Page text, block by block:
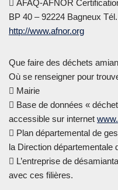
 AFAQ-AFNOR
BP 40 – 92224 Bagneux
http://www.afnor.org
Que faire des déchets
Où se renseigner pour
 Mairie
 Base de données «
accessible sur internet
 Plan départemental de
la Direction départementale
 L’entreprise de
avec ces filières.